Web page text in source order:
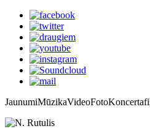
JaunumiMūzikaVideoFoto